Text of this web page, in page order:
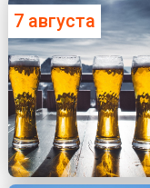
7 августа